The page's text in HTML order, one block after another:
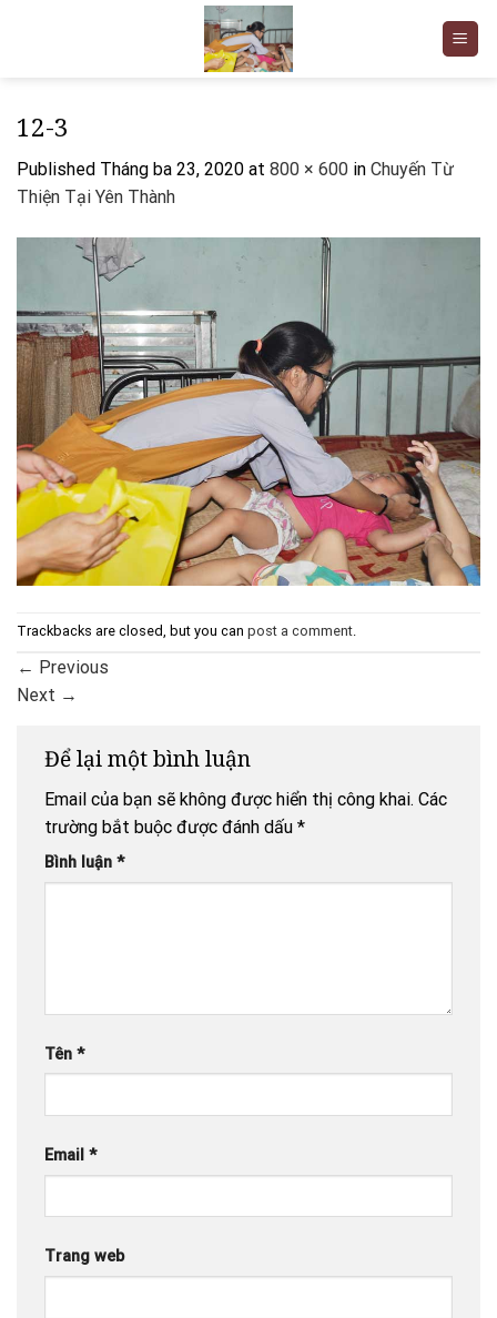
12-3
Published Tháng ba 23, 2020 at 800 × 600 in Chuyến Từ
Thiện Tại Yên Thành
Trackbacks are closed, but you can post a comment.
← Previous
Next →
Để lại một bình luận
Email của bạn sẽ không được hiển thị công khai. Các
trường bắt buộc được đánh dấu *
Bình luận *
Tên *
Email *
Trang web